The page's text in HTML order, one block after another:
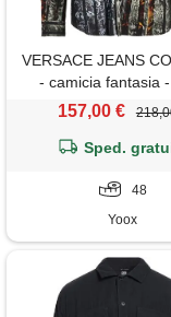
VERSACE JEANS
- camicia fantasia
157,00 €
Sped.
48
Yoox